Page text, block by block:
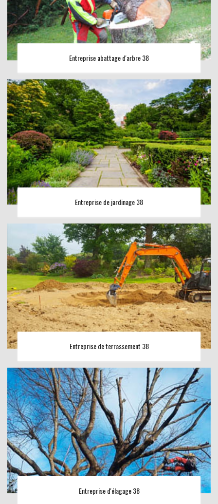
Entreprise abattage d'arbre 38
Entreprise de jardinage 38
Entreprise de terrassement 38
Entreprise d'élagage 38